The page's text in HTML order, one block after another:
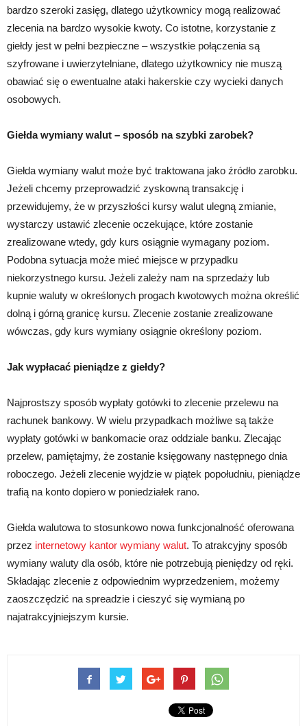
bardzo szeroki zasięg, dlatego użytkownicy mogą realizować
zlecenia na bardzo wysokie kwoty. Co istotne, korzystanie z
giełdy jest w pełni bezpieczne – wszystkie połączenia są
szyfrowane i uwierzytelniane, dlatego użytkownicy nie muszą
obawiać się o ewentualne ataki hakerskie czy wycieki danych
osobowych.
Giełda wymiany walut – sposób na szybki zarobek?
Giełda wymiany walut może być traktowana jako źródło zarobku.
Jeżeli chcemy przeprowadzić zyskowną transakcję i
przewidujemy, że w przyszłości kursy walut ulegną zmianie,
wystarczy ustawić zlecenie oczekujące, które zostanie
zrealizowane wtedy, gdy kurs osiągnie wymagany poziom.
Podobna sytuacja może mieć miejsce w przypadku
niekorzystnego kursu. Jeżeli zależy nam na sprzedaży lub
kupnie waluty w określonych progach kwotowych można określić
dolną i górną granicę kursu. Zlecenie zostanie zrealizowane
wówczas, gdy kurs wymiany osiągnie określony poziom.
Jak wypłacać pieniądze z giełdy?
Najprostszy sposób wypłaty gotówki to zlecenie przelewu na
rachunek bankowy. W wielu przypadkach możliwe są także
wypłaty gotówki w bankomacie oraz oddziale banku. Zlecając
przelew, pamiętajmy, że zostanie księgowany następnego dnia
roboczego. Jeżeli zlecenie wyjdzie w piątek popołudniu, pieniądze
trafią na konto dopiero w poniedziałek rano.
Giełda walutowa to stosunkowo nowa funkcjonalność oferowana
przez internetowy kantor wymiany walut. To atrakcyjny sposób
wymiany waluty dla osób, które nie potrzebują pieniędzy od ręki.
Składając zlecenie z odpowiednim wyprzedzeniem, możemy
zaoszczędzić na spreadzie i cieszyć się wymianą po
najatrakcyjniejszym kursie.